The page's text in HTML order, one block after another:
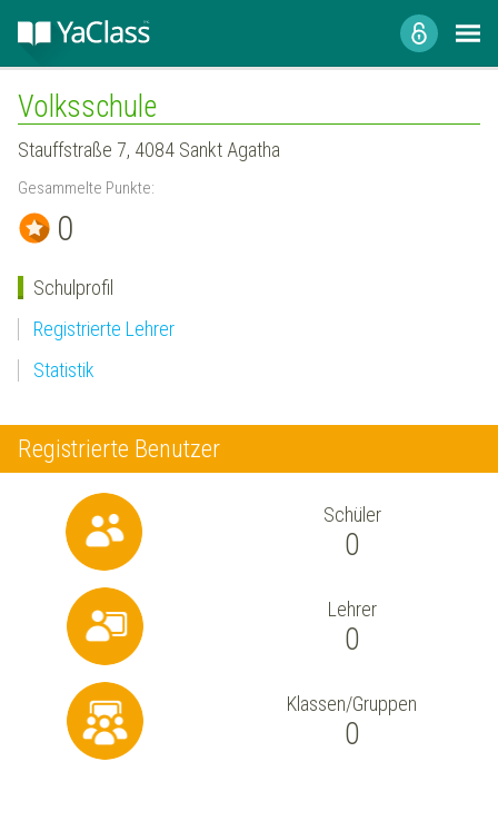
Volksschule
Stauffstraße 7, 4084 Sankt Agatha
Gesammelte Punkte:
0
Schulprofil
Registrierte Lehrer
Statistik
Registrierte Benutzer
Schüler
0
Lehrer
0
Klassen/Gruppen
0